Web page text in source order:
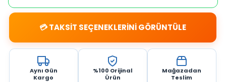
💳 TAKSİT SEÇENEKLERİNİ GÖRÜNTÜLE
Aynı Gün
Kargo
%100 Orijinal
Ürün
Mağazadan
Teslim